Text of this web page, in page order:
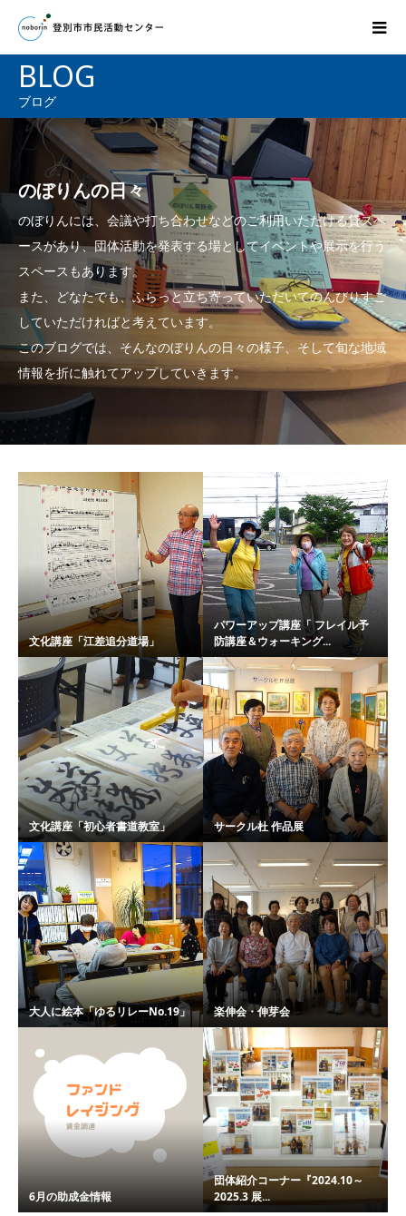
BLOG
ブログ
のぼりんの日々
のぼりんには、会議や打ち合わせなどのご利用いただける貸スペ
ースがあり、団体活動を発表する場としてイベントや展示を行う
スペースもあります。
また、どなたでも、ふらっと立ち寄っていただいてのんびりすご
していただければと考えています。
このブログでは、そんなのぼりんの日々の様子、そして旬な地域
情報を折に触れてアップしていきます。
文化講座「江差追分道場」
パワーアップ講座「 フレイル予
防講座＆ウォーキング...
文化講座「初心者書道教室」 サークル杜 作品展
大人に絵本「ゆるリレーNo.19」 楽伸会・伸芽会
6月の助成金情報
団体紹介コーナー『2024.10～
2025.3 展...